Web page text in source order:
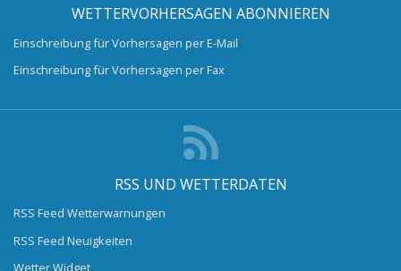
WETTERVORHERSAGEN ABONNIEREN
Einschreibung für Vorhersagen per E-Mail
Einschreibung für Vorhersagen per Fax
RSS UND WETTERDATEN
RSS Feed Wetterwarnungen
RSS Feed Neuigkeiten
Wetter Widget